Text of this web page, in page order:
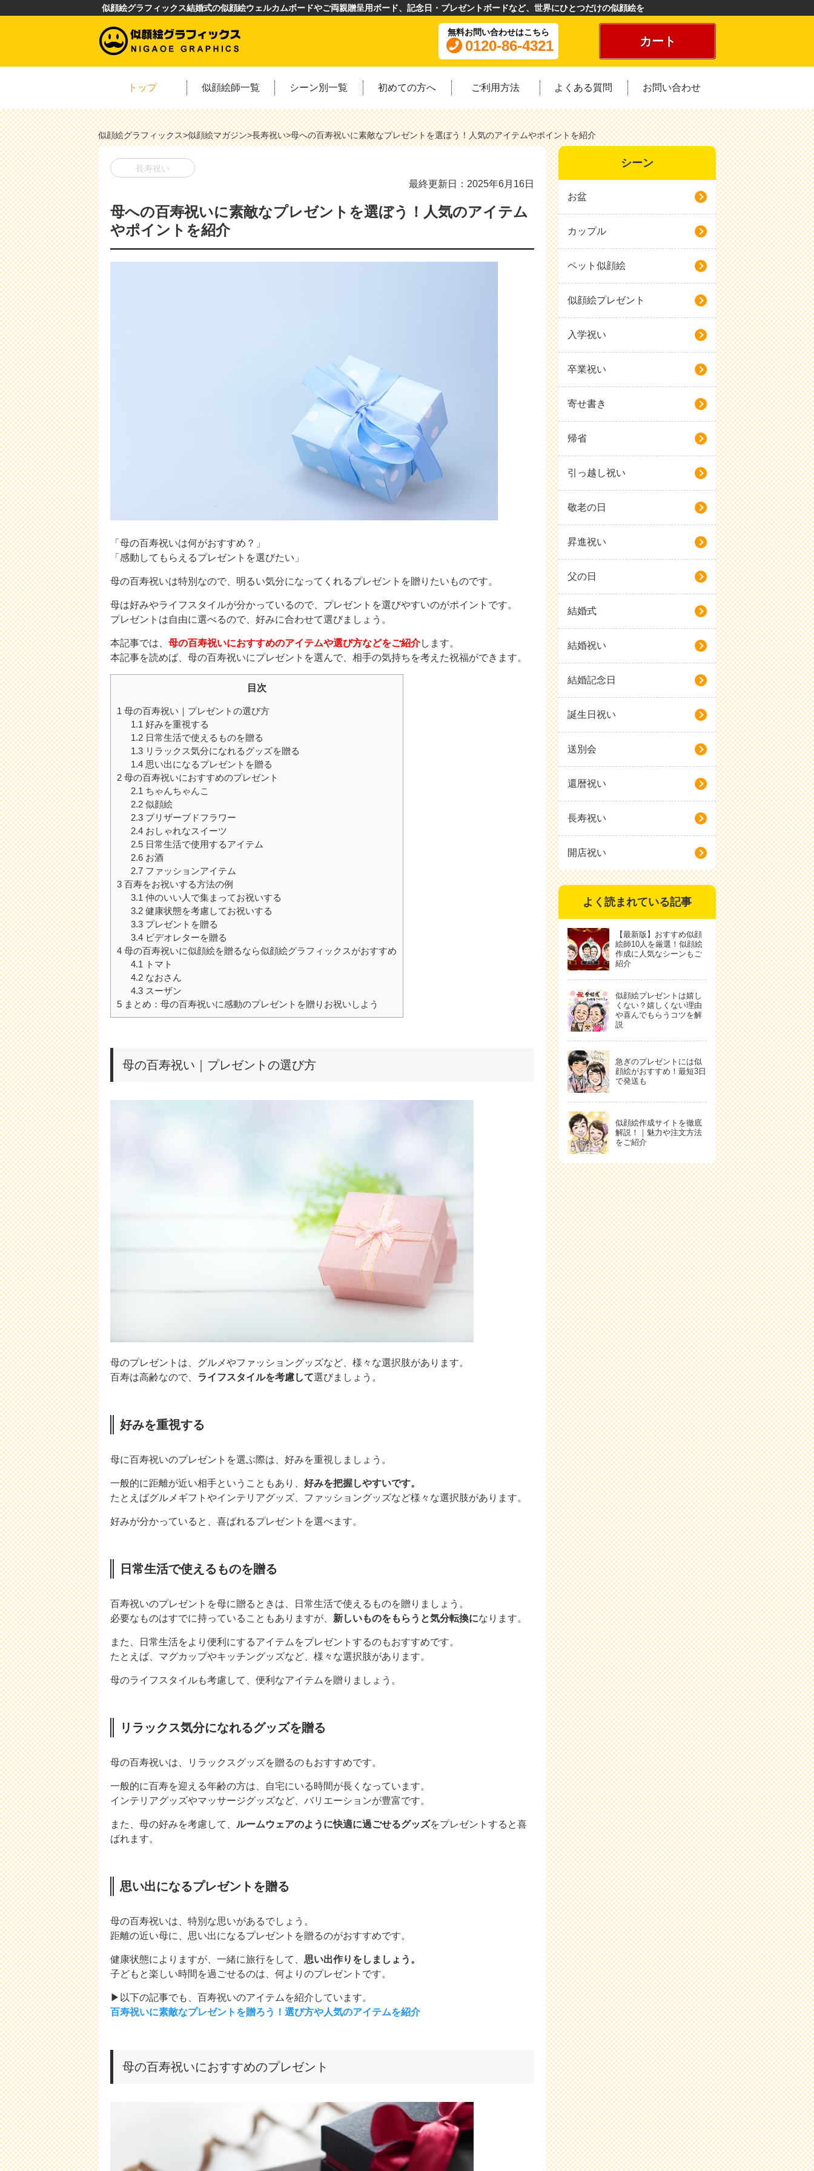
似顔絵グラフィックス結婚式の似顔絵ウェルカムボードやご両親贈呈用ボード、記念日・プレゼントボードなど、世界にひとつだけの似顔絵を
無料お問い合わせはこちら
0120-86-4321 カート
トップ 似顔絵師一覧 シーン別一覧 初めての方へ ご利用方法 よくある質問 お問い合わせ
似顔絵グラフィックス>似顔絵マガジン>長寿祝い>母への百寿祝いに素敵なプレゼントを選ぼう！人気のアイテムやポイントを紹介
長寿祝い
最終更新日：2025年6月16日
母への百寿祝いに素敵なプレゼントを選ぼう！人気のアイテム
やポイントを紹介
「母の百寿祝いは何がおすすめ？」
「感動してもらえるプレゼントを選びたい」
母の百寿祝いは特別なので、明るい気分になってくれるプレゼントを贈りたいものです。
母は好みやライフスタイルが分かっているので、プレゼントを選びやすいのがポイントです。
プレゼントは自由に選べるので、好みに合わせて選びましょう。
本記事では、 母の百寿祝いにおすすめのアイテムや選び方などをご紹介します。
本記事を読めば、母の百寿祝いにプレゼントを選んで、相手の気持ちを考えた祝福ができます。
目次
1 母の百寿祝い｜プレゼントの選び方
1.1 好みを重視する
1.2日常生活で使えるものを贈る
1.3リラックス気分になれるグッズを贈る
1.4思い出になるプレゼントを贈る
2 母の百寿祝いにおすすめのプレゼント
2.1 ちゃんちゃんこ
2.2似顔絵
2.3プリザーブドフラワー
2.4おしゃれなスイーツ
2.5日常生活で使用するアイテム
2.6お酒
2.7ファッションアイテム
3 百寿をお祝いする方法の例
3.1 仲のいい人で集まってお祝いする
3.2健康状態を考慮してお祝いする
3.3プレゼントを贈る
3.4ビデオレターを贈る
4 母の百寿祝いに似顔絵を贈るなら似顔絵グラフィックスがおすすめ
4.1 トマト
4.2なおさん
4.3スーザン
5 まとめ：母の百寿祝いに感動のプレゼントを贈りお祝いしよう
母の百寿祝い｜プレゼントの選び方
母のプレゼントは、グルメやファッショングッズなど、様々な選択肢があります。
百寿は高齢なので、 ライフスタイルを考慮して選びましょう。
好みを重視する
母に百寿祝いのプレゼントを選ぶ際は、好みを重視しましょう。
一般的に距離が近い相手ということもあり、 好みを把握しやすいです。
たとえばグルメギフトやインテリアグッズ、ファッショングッズなど様々な選択肢があります。
好みが分かっていると、喜ばれるプレゼントを選べます。
日常生活で使えるものを贈る
百寿祝いのプレゼントを母に贈るときは、日常生活で使えるものを贈りましょう。
必要なものはすでに持っていることもありますが、 新しいものをもらうと気分転換になります。
また、日常生活をより便利にするアイテムをプレゼントするのもおすすめです。
たとえば、マグカップやキッチングッズなど、様々な選択肢があります。
母のライフスタイルも考慮して、便利なアイテムを贈りましょう。
リラックス気分になれるグッズを贈る
母の百寿祝いは、リラックスグッズを贈るのもおすすめです。
一般的に百寿を迎える年齢の方は、自宅にいる時間が長くなっています。
インテリアグッズやマッサージグッズなど、バリエーションが豊富です。
また、母の好みを考慮して、 ルームウェアのように快適に過ごせるグッズをプレゼントすると喜
ばれます。
思い出になるプレゼントを贈る
母の百寿祝いは、特別な思いがあるでしょう。
距離の近い母に、思い出になるプレゼントを贈るのがおすすめです。
健康状態によりますが、一緒に旅行をして、 思い出作りをしましょう。
子どもと楽しい時間を過ごせるのは、何よりのプレゼントです。
▶以下の記事でも、百寿祝いのアイテムを紹介しています。
百寿祝いに素敵なプレゼントを贈ろう！選び方や人気のアイテムを紹介
母の百寿祝いにおすすめのプレゼント
シーン
お盆
カップル
ペット似顔絵
似顔絵プレゼント
入学祝い
卒業祝い
寄せ書き
帰省
引っ越し祝い
敬老の日
昇進祝い
父の日
結婚式
結婚祝い
結婚記念日
誕生日祝い
送別会
還暦祝い
長寿祝い
開店祝い
よく読まれている記事
【最新版】おすすめ似顔
絵師10人を厳選！似顔絵
作成に人気なシーンもご
紹介
似顔絵プレゼントは嬉し
くない？嬉しくない理由
や喜んでもらうコツを解
説
急ぎのプレゼントには似
顔絵がおすすめ！最短3日
で発送も
似顔絵作成サイトを徹底
解説！｜魅力や注文方法
をご紹介